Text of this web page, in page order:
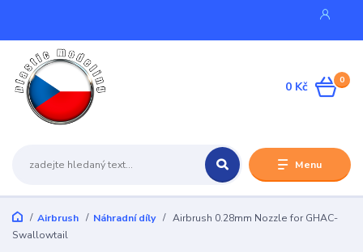
Menu
0
0 Kč
Airbrush Náhradní díly
Airbrush 0.28mm Nozzle for GHAC-
Swallowtail